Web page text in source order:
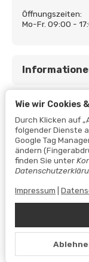
Öffnungszeiten:
Mo-Fr. 09:00 -
Gesetzliche
Wie wir Cookies
Durch Klicken auf
folgender Dienste
Google Tag
ändern
finden Sie unter
Impressum